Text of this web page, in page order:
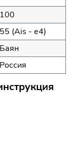
100
55 (Ais - e4)
Баян
Россия